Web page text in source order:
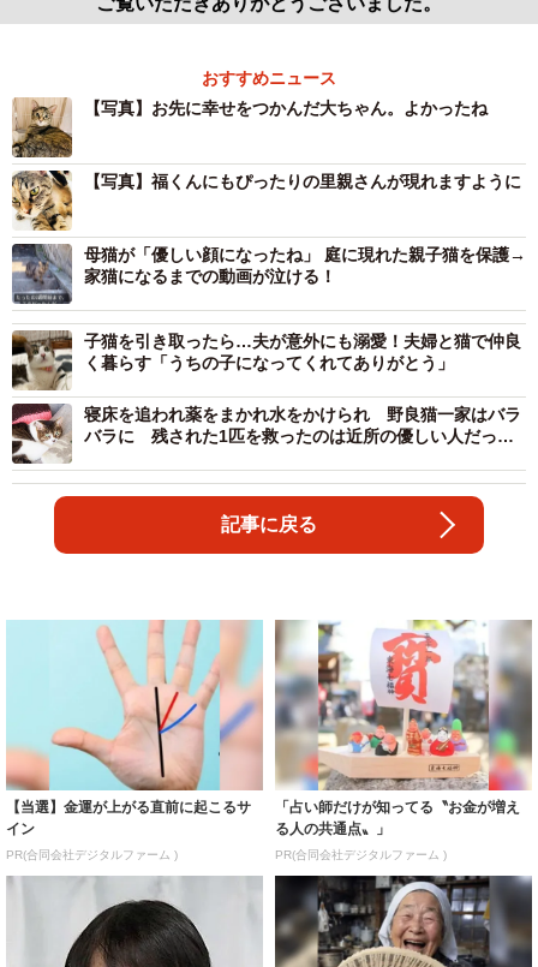
おすすめニュース
【写真】お先に幸せをつかんだ大ちゃん。よかったね
【写真】福くんにもぴったりの里親さんが現れますように
母猫が「優しい顔になったね」 庭に現れた親子猫を保護→
家猫になるまでの動画が泣ける！
子猫を引き取ったら…夫が意外にも溺愛！夫婦と猫で仲良
く暮らす「うちの子になってくれてありがとう」
寝床を追われ薬をまかれ水をかけられ 野良猫一家はバラ
バラに 残された1匹を救ったのは近所の優しい人だっ
記事に戻る
【当選】金運が上がる直前に起こるサ
イン
PR(合同会社デジタルファーム )
「占い師だけが知ってる〝お金が増え
る人の共通点〟」
PR(合同会社デジタルファーム )